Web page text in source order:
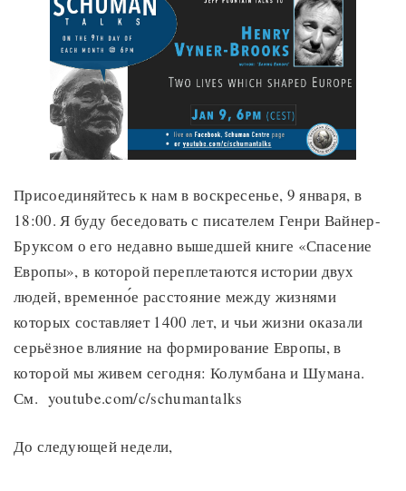
Присоединяйтесь к нам в воскресенье, 9 января, в
18:00. Я буду беседовать с писателем Генри Вайнер-
Бруксом о его недавно вышедшей книге «Спасение
Европы», в которой переплетаются истории двух
людей, временно́е расстояние между жизнями
которых составляет 1400 лет, и чьи жизни оказали
серьёзное влияние на формирование Европы, в
которой мы живем сегодня: Колумбана и Шумана.
См. youtube.com/c/schumantalks
До следующей недели,